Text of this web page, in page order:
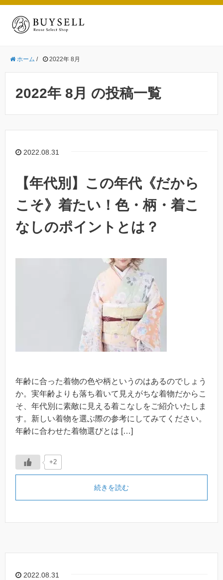
ホーム / 2022年 8月
2022年 8月 の投稿一覧
2022.08.31
【年代別】この年代《だから
こそ》着たい！色・柄・着こ
なしのポイントとは？
年齢に合った着物の色や柄というのはあるのでしょう
か。実年齢よりも落ち着いて見えがちな着物だからこ
そ、年代別に素敵に見える着こなしをご紹介いたしま
す。新しい着物を選ぶ際の参考にしてみてください。
年齢に合わせた着物選びとは […]
+2
続きを読む
2022.08.31